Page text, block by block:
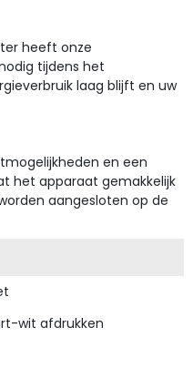
heeft onze
tijdens het
laag blijft en uw
en een
het apparaat gemakkelijk
aangesloten op de
wit afdrukken